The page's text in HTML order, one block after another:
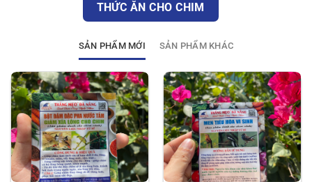
THỨC ĂN CHO CHIM
SẢN PHẨM MỚI SẢN PHẨM KHÁC